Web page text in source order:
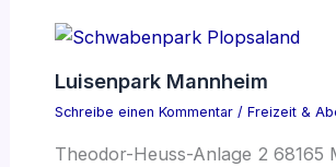
Luisenpark Mannheim
Schreibe einen Kommentar / Freizeit &
Theodor-Heuss-Anlage 2 68165